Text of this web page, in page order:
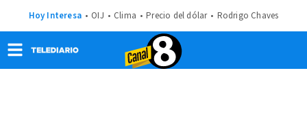
Hoy Interesa OIJ Clima Precio del dólar Rodrigo Chaves